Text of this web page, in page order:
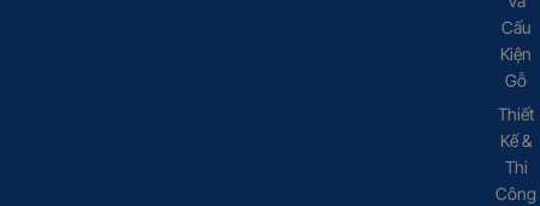
Cấu
Kiện
Gỗ
Thiết
Kế &
Thi
Công